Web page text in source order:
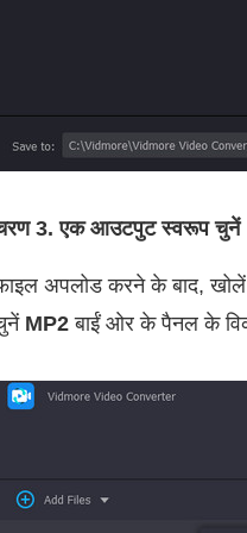
3. एक आउटपुट स्वरूप चुनें
अपलोड करने के बाद,
MP2 बाईं ओर के पैनल के